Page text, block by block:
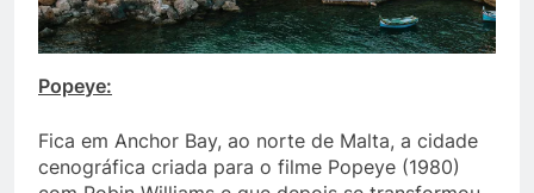
Popeye:
Fica em Anchor Bay, ao norte de Malta, a cidade
cenográfica criada para o filme Popeye (1980)